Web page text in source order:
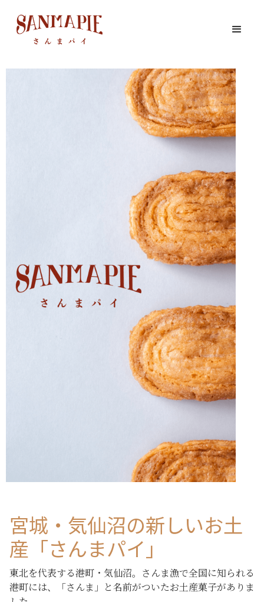
宮城・気仙沼の新しいお土
産「さんまパイ」
東北を代表する港町・気仙沼。さんま漁で全国に知られる
港町には、「さんま」と名前がついたお土産菓子がありま